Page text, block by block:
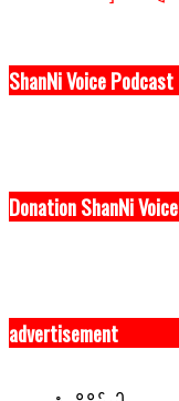
ShanNi Voice Podcast
Donation ShanNi Voice
advertisement